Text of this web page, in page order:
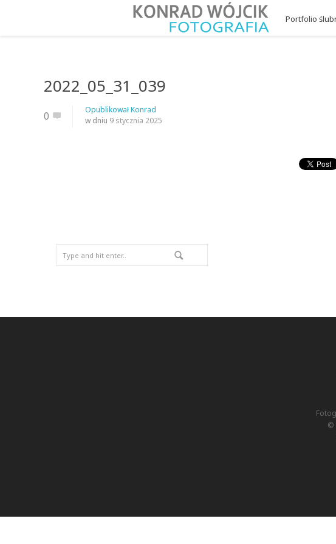
Portfolio
2022_05_31_039
0 OpublikowałKonrad
w dniu 9 stycznia 2025
©